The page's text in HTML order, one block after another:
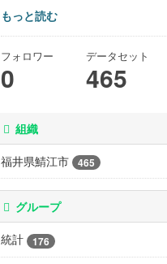
もっと読む
フォロワー
0
データセット
465
組織
福井県鯖江市
465
グループ
統計
176